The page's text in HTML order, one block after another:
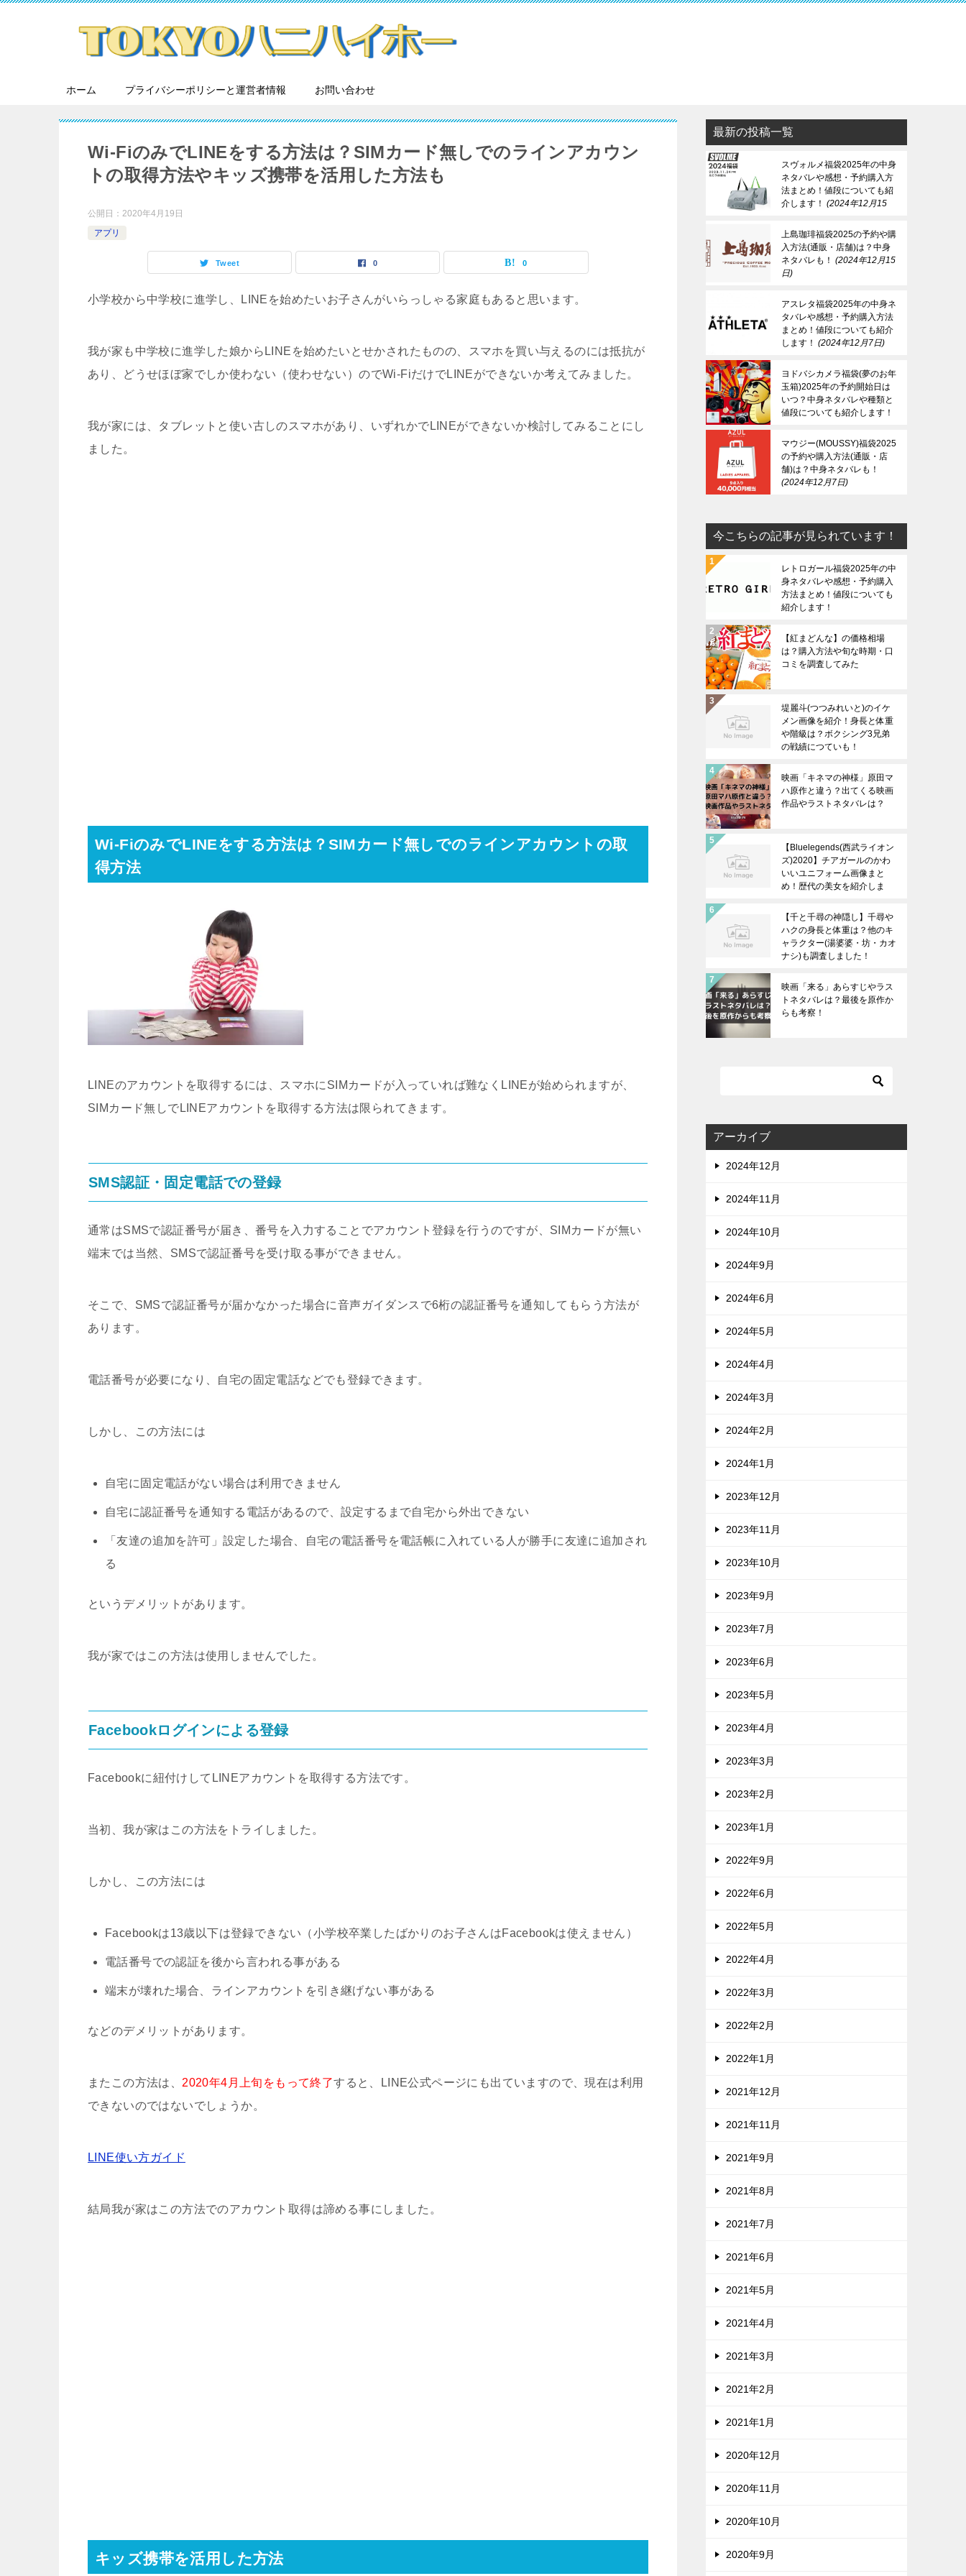
ホーム プライバシーポリシーと運営者情報 お問い合わせ
Wi-FiのみでLINEをする方法は？SIMカード無しでのラインアカウン
トの取得方法やキッズ携帯を活用した方法も
公開日： 2020年4月19日
アプリ
Tweet 0 0
小学校から中学校に進学し、LINEを始めたいお子さんがいらっしゃる家庭もあると思います。
我が家も中学校に進学した娘からLINEを始めたいとせかされたものの、スマホを買い与えるのには抵抗が
あり、どうせほぼ家でしか使わない（使わせない）のでWi-FiだけでLINEができないか考えてみました。
我が家には、タブレットと使い古しのスマホがあり、いずれかでLINEができないか検討してみることにし
ました。
Wi-FiのみでLINEをする方法は？SIMカード無しでのラインアカウントの取
得方法
LINEのアカウントを取得するには、スマホにSIMカードが入っていれば難なくLINEが始められますが、
SIMカード無しでLINEアカウントを取得する方法は限られてきます。
SMS認証・固定電話での登録
通常はSMSで認証番号が届き、番号を入力することでアカウント登録を行うのですが、SIMカードが無い
端末では当然、SMSで認証番号を受け取る事ができません。
そこで、SMSで認証番号が届かなかった場合に音声ガイダンスで6桁の認証番号を通知してもらう方法が
あります。
電話番号が必要になり、自宅の固定電話などでも登録できます。
しかし、この方法には
自宅に固定電話がない場合は利用できません
自宅に認証番号を通知する電話があるので、設定するまで自宅から外出できない
「友達の追加を許可」設定した場合、自宅の電話番号を電話帳に入れている人が勝手に友達に追加され
る
というデメリットがあります。
我が家ではこの方法は使用しませんでした。
Facebookログインによる登録
Facebookに紐付けしてLINEアカウントを取得する方法です。
当初、我が家はこの方法をトライしました。
しかし、この方法には
Facebookは13歳以下は登録できない（小学校卒業したばかりのお子さんはFacebookは使えません）
電話番号での認証を後から言われる事がある
端末が壊れた場合、ラインアカウントを引き継げない事がある
などのデメリットがあります。
またこの方法は、 2020年4月上旬をもって終了すると、LINE公式ページにも出ていますので、現在は利用
できないのではないでしょうか。
LINE使い方ガイド
結局我が家はこの方法でのアカウント取得は諦める事にしました。
キッズ携帯を活用した方法
最新の投稿一覧
スヴォルメ福袋2025年の中身
ネタバレや感想・予約購入方
法まとめ！値段についても紹
介します！
2024年12月15
上島珈琲福袋2025の予約や購
入方法(通販・店舗)は？中身
ネタバレも！
2024年12月15
日
アスレタ福袋2025年の中身ネ
タバレや感想・予約購入方法
まとめ！値段についても紹介
します！
2024年12月7日
ヨドバシカメラ福袋(夢のお年
玉箱)2025年の予約開始日は
いつ？中身ネタバレや種類と
値段についても紹介します！
マウジー(MOUSSY)福袋2025
の予約や購入方法(通販・店
舗)は？中身ネタバレも！
2024年12月7日
今こちらの記事が見られています！
レトロガール福袋2025年の中
身ネタバレや感想・予約購入
方法まとめ！値段についても
紹介します！
【紅まどんな】の価格相場
は？購入方法や旬な時期・口
コミを調査してみた
堤麗斗(つつみれいと)のイケ
メン画像を紹介！身長と体重
や階級は？ボクシング3兄弟
の戦績につていも！
映画「キネマの神様」原田マ
ハ原作と違う？出てくる映画
作品やラストネタバレは？
【Bluelegends(西武ライオン
ズ)2020】チアガールのかわ
いいユニフォーム画像まと
め！歴代の美女を紹介しま
【千と千尋の神隠し】千尋や
ハクの身長と体重は？他のキ
ャラクター(湯婆婆・坊・カオ
ナシ)も調査しました！
映画「来る」あらすじやラス
トネタバレは？最後を原作か
らも考察！
アーカイブ
2024年12月
2024年11月
2024年10月
2024年9月
2024年6月
2024年5月
2024年4月
2024年3月
2024年2月
2024年1月
2023年12月
2023年11月
2023年10月
2023年9月
2023年7月
2023年6月
2023年5月
2023年4月
2023年3月
2023年2月
2023年1月
2022年9月
2022年6月
2022年5月
2022年4月
2022年3月
2022年2月
2022年1月
2021年12月
2021年11月
2021年9月
2021年8月
2021年7月
2021年6月
2021年5月
2021年4月
2021年3月
2021年2月
2021年1月
2020年12月
2020年11月
2020年10月
2020年9月